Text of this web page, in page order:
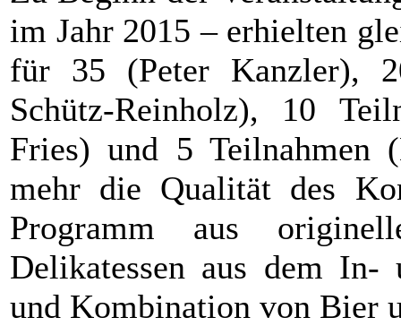
im Jahr 2015 – erhielten
für 35 (Peter Kanzler),
Schütz-Reinholz), 10
Fries) und 5 Teilnahmen
mehr die Qualität des
Programm aus
Delikatessen aus dem In-
und Kombination von Bier